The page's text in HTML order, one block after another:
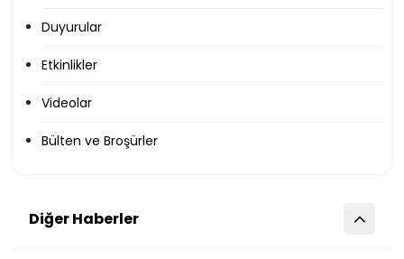
Duyurular
Etkinlikler
Videolar
Bülten ve Broşürler
Diğer Haberler